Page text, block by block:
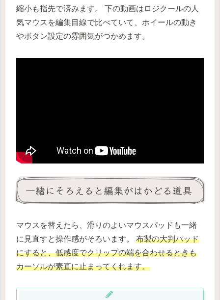
縮小も指先で済みます。 下の動画はロジクールの人
気マウスを編集目線で比べていて、ホイールの動き
やボタン設定の雰囲気がつかめます。
一緒にそろえると編集がはかどる道具
マウスを替えたら、滑りのよいマウスパッドも一緒
に見直すと操作感がそろいます。 布製の大判パッド
にすると、低感度でクリップの端を合わせるときも
カーソルが素直に止まってくれます。